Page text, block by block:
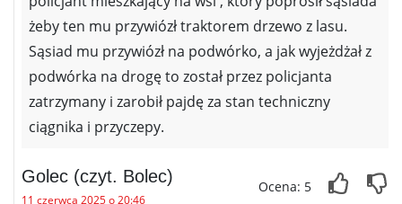
żeby ten mu przywiózł traktorem drzewo z lasu.
Sąsiad mu przywiózł na podwórko, a jak wyjeżdżał z
podwórka na drogę to został przez policjanta
zatrzymany i zarobił pajdę za stan techniczny
ciągnika i przyczepy.
Golec (czyt. Bolec)
11 czerwca 2025 o 20:46
Ocena: 5